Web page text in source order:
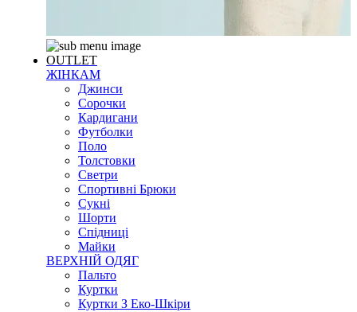
OUTLET
ЖІНКАМ
Джинси
Сорочки
Кардигани
Футболки
Поло
Толстовки
Светри
Спортивні Брюки
Сукні
Шорти
Спідниці
Майки
ВЕРХНІЙ ОДЯГ
Пальто
Куртки
Куртки З Еко-Шкіри